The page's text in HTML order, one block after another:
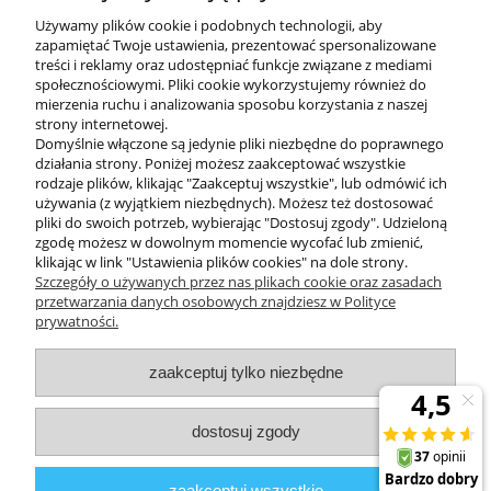
KONTAKT
DODATKOWE
MOJE KONTO
INFORMACJE
// ul. Przemysłowa 11a, 75-216 Koszalin // NIP669-050-03-43
Używamy plików cookie i podobnych technologii, aby
zapamiętać Twoje ustawienia, prezentować spersonalizowane
treści i reklamy oraz udostępniać funkcje związane z mediami
społecznościowymi. Pliki cookie wykorzystujemy również do
mierzenia ruchu i analizowania sposobu korzystania z naszej
strony internetowej.
Domyślnie włączone są jedynie pliki niezbędne do poprawnego
działania strony. Poniżej możesz zaakceptować wszystkie
rodzaje plików, klikając "Zaakceptuj wszystkie", lub odmówić ich
używania (z wyjątkiem niezbędnych). Możesz też dostosować
pliki do swoich potrzeb, wybierając "Dostosuj zgody". Udzieloną
zgodę możesz w dowolnym momencie wycofać lub zmienić,
klikając w link "Ustawienia plików cookies" na dole strony.
Szczegóły o używanych przez nas plikach cookie oraz zasadach
przetwarzania danych osobowych znajdziesz w Polityce
prywatności.
zaakceptuj tylko niezbędne
dostosuj zgody